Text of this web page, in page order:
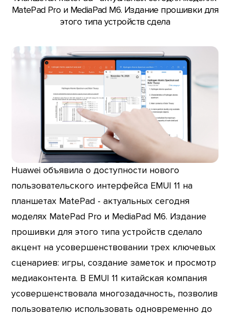
MatePad Pro и MediaPad M6. Издание прошивки для
этого типа устройств сдела
Huawei объявила о доступности нового
пользовательского интерфейса EMUI 11 на
планшетах MatePad - актуальных сегодня
моделях MatePad Pro и MediaPad M6. Издание
прошивки для этого типа устройств сделало
акцент на усовершенствовании трех ключевых
сценариев: игры, создание заметок и просмотр
медиаконтента. В EMUI 11 китайская компания
усовершенствовала многозадачность, позволив
пользователю использовать одновременно до